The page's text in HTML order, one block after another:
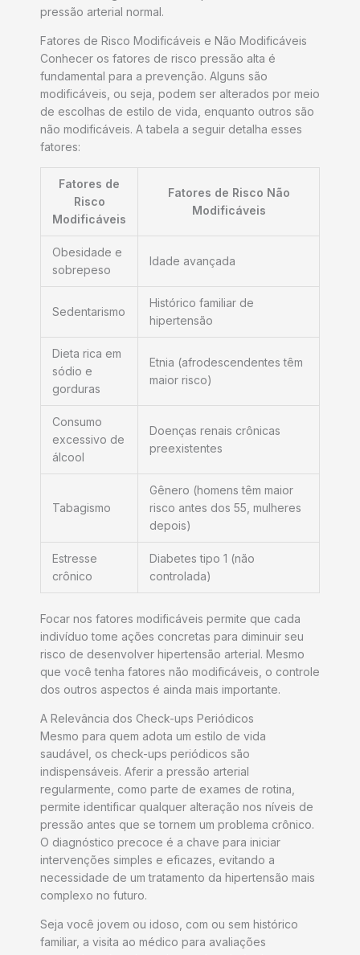
pressão arterial normal.
Fatores de Risco Modificáveis e Não Modificáveis
Conhecer os fatores de risco pressão alta é
fundamental para a prevenção. Alguns são
modificáveis, ou seja, podem ser alterados por meio
de escolhas de estilo de vida, enquanto outros são
não modificáveis. A tabela a seguir detalha esses
fatores:
Fatores de
Risco
Modificáveis
Fatores de Risco Não
Modificáveis
Obesidade e
sobrepeso
Idade avançada
Sedentarismo
Histórico familiar de
hipertensão
Dieta rica em
sódio e
gorduras
Etnia (afrodescendentes têm
maior risco)
Consumo
excessivo de
álcool
Doenças renais crônicas
preexistentes
Tabagismo
Gênero (homens têm maior
risco antes dos 55, mulheres
depois)
Estresse
crônico
Diabetes tipo 1 (não
controlada)
Focar nos fatores modificáveis permite que cada
indivíduo tome ações concretas para diminuir seu
risco de desenvolver hipertensão arterial. Mesmo
que você tenha fatores não modificáveis, o controle
dos outros aspectos é ainda mais importante.
A Relevância dos Check-ups Periódicos
Mesmo para quem adota um estilo de vida
saudável, os check-ups periódicos são
indispensáveis. Aferir a pressão arterial
regularmente, como parte de exames de rotina,
permite identificar qualquer alteração nos níveis de
pressão antes que se tornem um problema crônico.
O diagnóstico precoce é a chave para iniciar
intervenções simples e eficazes, evitando a
necessidade de um tratamento da hipertensão mais
complexo no futuro.
Seja você jovem ou idoso, com ou sem histórico
familiar, a visita ao médico para avaliações